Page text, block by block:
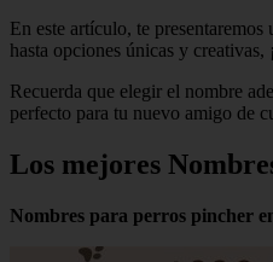
En este artículo, te
hasta opciones únicas y creativas,
Recuerda que elegir el nombre
perfecto para tu nuevo amigo de
Los mejores
Nombres para perros pincher